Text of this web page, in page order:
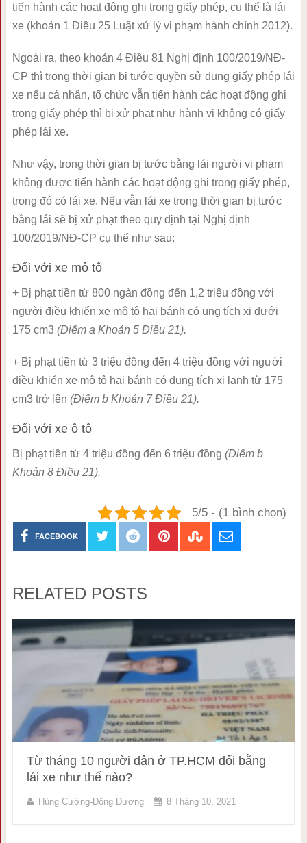
tiến hành các hoạt động ghi trong giấy phép, cụ thể là lái
xe (khoản 1 Điều 25 Luật xử lý vi phạm hành chính 2012).
Ngoài ra, theo khoản 4 Điều 81 Nghị định 100/2019/NĐ-
CP thì trong thời gian bị tước quyền sử dụng giấy phép lái
xe nếu cá nhân, tổ chức vẫn tiến hành các hoạt động ghi
trong giấy phép thì bị xử phạt như hành vi không có giấy
phép lái xe.
Như vậy, trong thời gian bị tước bằng lái người vi phạm
không được tiến hành các hoạt động ghi trong giấy phép,
trong đó có lái xe. Nếu vẫn lái xe trong thời gian bị tước
bằng lái sẽ bị xử phạt theo quy định tại Nghị định
100/2019/NĐ-CP cụ thể như sau:
Đối với xe mô tô
+ Bị phạt tiền từ 800 ngàn đồng đến 1,2 triệu đồng với
người điều khiển xe mô tô hai bánh có ung tích xi dưới
175 cm3 (Điểm a Khoản 5 Điều 21).
+ Bị phạt tiền từ 3 triệu đồng đến 4 triệu đồng với người
điều khiển xe mô tô hai bánh có dung tích xi lanh từ 175
cm3 trở lên (Điểm b Khoản 7 Điều 21).
Đối với xe ô tô
Bị phạt tiền từ 4 triệu đồng đến 6 triệu đồng (Điểm b
Khoản 8 Điều 21).
5/5 - (1 bình chọn)
FACEBOOK
RELATED POSTS
Từ tháng 10 người dân ở TP.HCM đổi bằng
lái xe như thế nào?
Hùng Cường-Đông Dương 8 Tháng 10, 2021